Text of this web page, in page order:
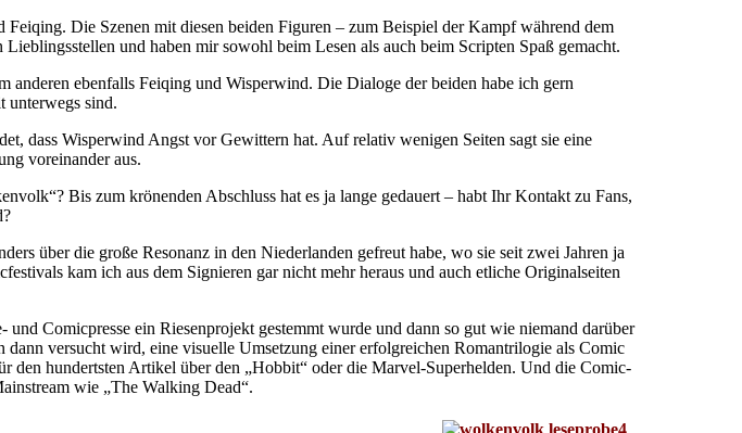
Die Szenen mit diesen beiden Figuren – zum Beispiel der Kampf während dem
und haben mir sowohl beim Lesen als auch beim Scripten Spaß gemacht.
anderen ebenfalls Feiqing und Wisperwind. Die Dialoge der beiden habe ich gern
unterwegs sind.
dass Wisperwind Angst vor Gewittern hat. Auf relativ wenigen Seiten sagt sie eine
voreinander aus.
Bis zum krönenden Abschluss hat es ja lange gedauert – habt Ihr Kontakt zu Fans,
über die große Resonanz in den Niederlanden gefreut habe, wo sie seit zwei Jahren ja
kam ich aus dem Signieren gar nicht mehr heraus und auch etliche Originalseiten
Comicpresse ein Riesenprojekt gestemmt wurde und dann so gut wie niemand darüber
versucht wird, eine visuelle Umsetzung einer erfolgreichen Romantrilogie als Comic
den hundertsten Artikel über den „Hobbit“ oder die Marvel-Superhelden. Und die Comic-
wie „The Walking Dead“.